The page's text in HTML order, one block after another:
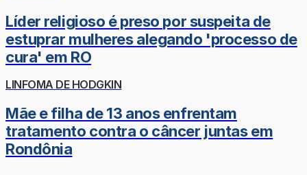
Líder religioso é preso por suspeita de
estuprar mulheres alegando 'processo de
cura' em RO
LINFOMA DE HODGKIN
Mãe e filha de 13 anos enfrentam
tratamento contra o câncer juntas em
Rondônia